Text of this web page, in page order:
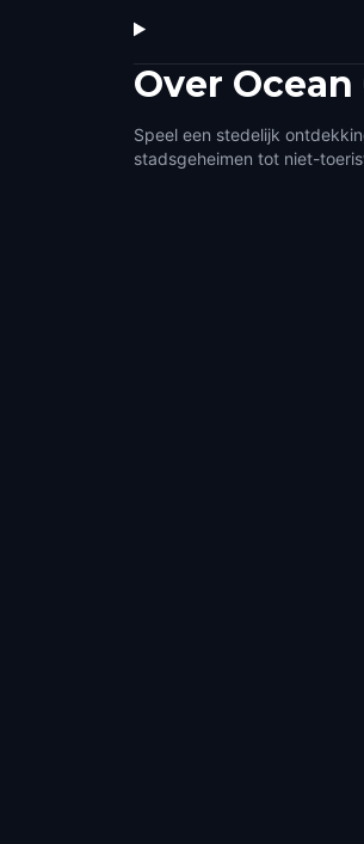
Over Ocean
Speel een stedelijk
stadsgeheimen tot niet-